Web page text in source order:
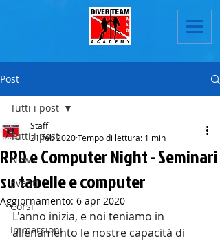
Post
Tutti i post
News
Eventi
Corsi
Immersioni
Tutti i post
RPD e Computer Night - Seminari
su tabelle e computer
Staff
21 feb 2020Tempo di lettura: 1 min
Aggiornamento: 6 apr 2020
L'anno inizia, e noi teniamo in
allenamento le nostre capacità di